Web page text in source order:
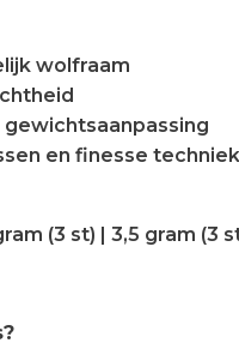
wolfraam
en finesse
(3 st) | 3,5 gram (3